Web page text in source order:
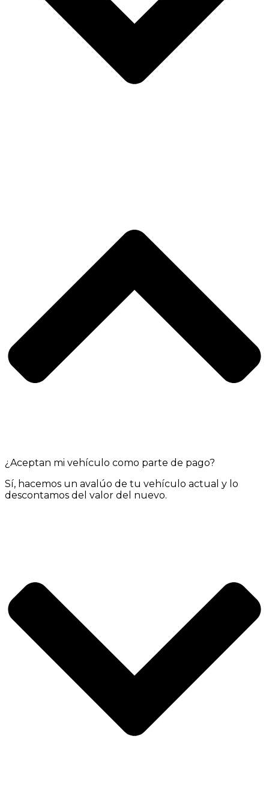
¿Aceptan mi vehículo como parte de pago?
Sí, hacemos un avalúo de tu vehículo actual y lo
descontamos del valor del nuevo.